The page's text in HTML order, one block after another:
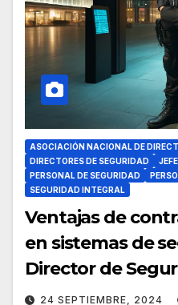
ASOCIACIÓN NACIONAL DE
DIRECTORES DE SEGURIDAD
PERSONAL DE SEGURIDAD
SEGURIDAD INTEGRAL
Ventajas de
en sistemas de
Director de
24 SEPTIEMBRE, 2024